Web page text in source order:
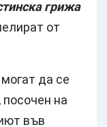
грижа
от
да се
на
във